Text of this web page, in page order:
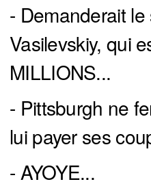
- Demanderait
Vasilevskiy, qui
MILLIONS...
- Pittsburgh ne
lui payer ses
- AYOYE...